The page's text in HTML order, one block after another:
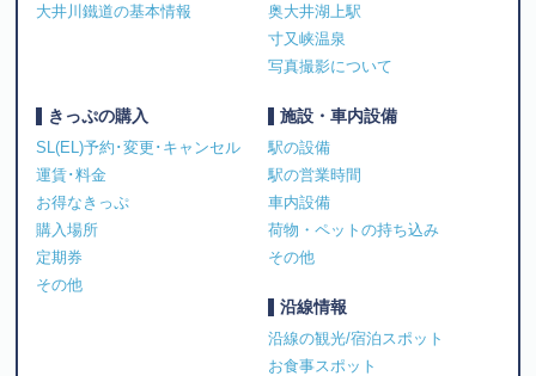
大井川鐵道の基本情報
奥大井湖上駅
寸又峡温泉
写真撮影について
きっぷの購入
SL(EL)予約･変更･キャンセル
運賃･料金
お得なきっぷ
購入場所
定期券
その他
施設・車内設備
駅の設備
駅の営業時間
車内設備
荷物・ペットの持ち込み
その他
沿線情報
沿線の観光/宿泊スポット
お食事スポット